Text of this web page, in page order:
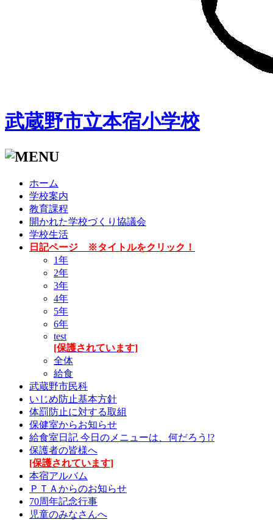
武蔵野市立本宿小学校
ホーム
学校案内
教育課程
開かれた学校づくり協議会
学校生活
日記ページ ※タイトルをクリック！
1年
2年
3年
4年
5年
6年
test
[保護されています]
全体
給食
武蔵野市民科
いじめ防止基本方針
体罰防止に対する取組
保健室からお知らせ
給食室日記 今日のメニューは、何だろう!?
保護者の皆様へ
[保護されています]
本宿アルバム
ＰＴＡからのお知らせ
70周年記念行事
児童のみなさんへ